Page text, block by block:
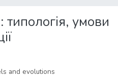
типологія, умови
and evolutions